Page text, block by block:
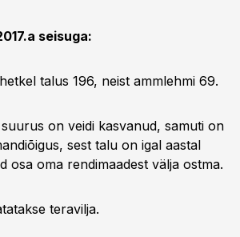
seisuga:
talus 196, neist ammlehmi 69.
on veidi kasvanud, samuti on
sest talu on igal aastal
osa oma rendimaadest välja ostma.
teravilja.